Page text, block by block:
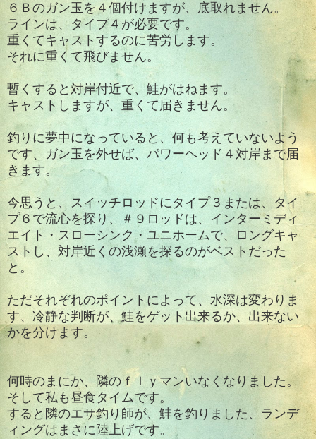
６Ｂのガン玉を４個付けますが、底取れません。
ラインは、タイプ４が必要です。
重くてキャストするのに苦労します。
それに重くて飛びません。
暫くすると対岸付近で、鮭がはねます。
キャストしますが、重くて届きません。
釣りに夢中になっていると、何も考えていないよう
です、ガン玉を外せば、パワーヘッド４対岸まで届
きます。
今思うと、スイッチロッドにタイプ３または、タイ
プ６で流心を探り、＃９ロッドは、インターミディ
エイト・スローシンク・ユニホームで、ロングキャ
ストし、対岸近くの浅瀬を探るのがベストだった
と。
ただそれぞれのポイントによって、水深は変わりま
す、冷静な判断が、鮭をゲット出来るか、出来ない
かを分けます。
何時のまにか、隣のｆｌｙマンいなくなりました。
そして私も昼食タイムです。
すると隣のエサ釣り師が、鮭を釣りました、ランデ
ィングはまさに陸上げです。